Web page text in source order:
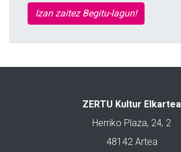
Izan zaitez Begitu-lagun!
ZERTU Kultur Elkartea
Herriko Plaza, 24, 2
48142 Artea